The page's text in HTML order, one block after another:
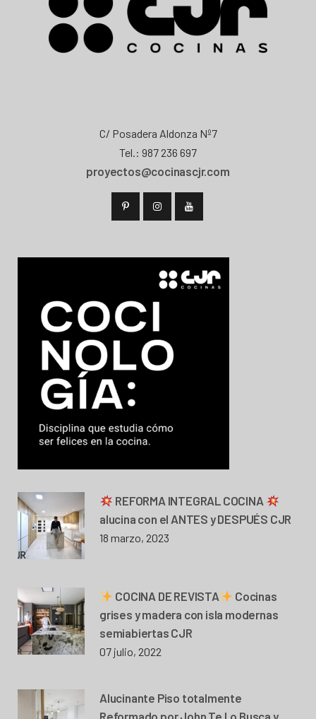
C/ Posadera Aldonza Nº7
Tel.: 987 236 697
proyectos@cocinascjr.com
REFORMA INTEGRAL COCINA
alucina con el ANTES y DESPUÉS CJR
18 marzo, 2023
COCINA DE REVISTA
Cocinas
grises y madera con isla modernas
semiabiertas CJR
07 julio, 2022
Alucinante Piso totalmente
Reformado por John Te Lo Busca y